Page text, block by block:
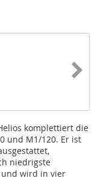
komplettiert die
und M1/120. Er ist
niedrigste
und wird in vier